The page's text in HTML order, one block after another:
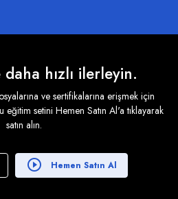
hızlı ilerleyin.
ve sertifikalarına erişmek için
eğitim setini Hemen Satın Al'a tıklayarak
satın alın.
Hemen Satın Al
Hücre Kuralları
ile çalışmak
Ölçekleri ile çalışmak
Kümeleri ile çalışmak